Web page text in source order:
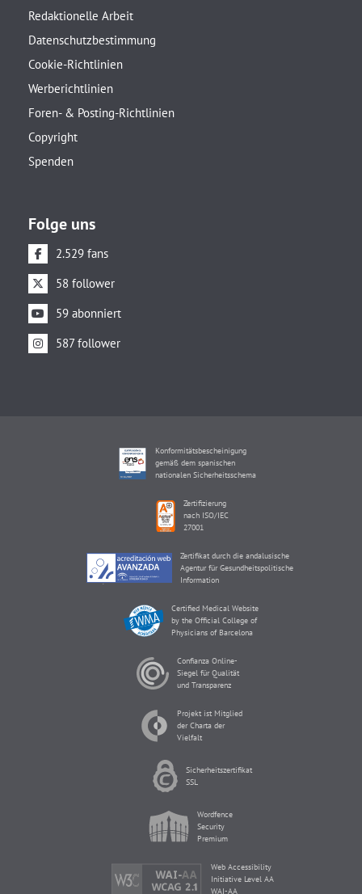
Redaktionelle Arbeit
Datenschutzbestimmung
Cookie-Richtlinien
Werberichtlinien
Foren- & Posting-Richtlinien
Copyright
Spenden
Folge uns
2.529 fans
58 follower
59 abonniert
587 follower
Konformitätsbescheinigung
gemäß dem spanischen
nationalen Sicherheitsschema
Zertifizierung
nach ISO/IEC
27001
Zertifikat durch die andalusische
Agentur für Gesundheitspolitische
Information
Certified Medical Website
by the Official College of
Physicians of Barcelona
Confianza Online-
Siegel für Qualität
und Transparenz
Projekt ist Mitglied
der Charta der
Vielfalt
Sicherheitszertifikat
SSL
Wordfence
Security
Premium
Web Accessibility
Initiative Level AA
WAI-AA